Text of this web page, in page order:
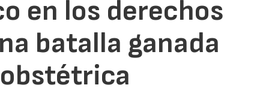
en los derechos
batalla ganada